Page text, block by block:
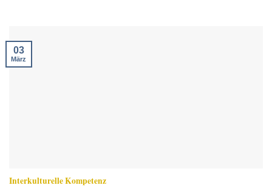
Interkulturelle Kompetenz
03
März